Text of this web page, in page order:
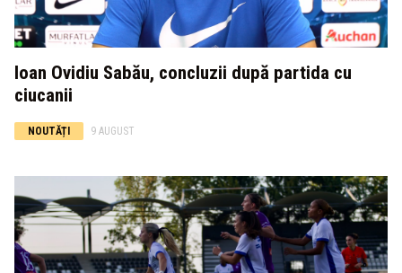
Ioan Ovidiu Sabău, concluzii după partida cu
ciucanii
NOUTĂȚI 9 AUGUST